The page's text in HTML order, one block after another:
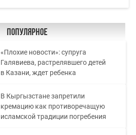
Популярное
«Плохие новости»: супруга
Галявиева, растрелявшего детей
в Казани, ждет ребенка
В Кыргызстане запретили
кремацию как противоречащую
исламской традиции погребения